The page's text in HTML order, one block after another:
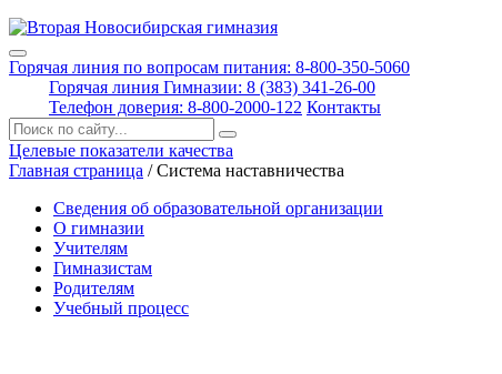
Горячая линия по вопросам питания: 8-800-350-5060
Горячая линия Гимназии: 8 (383) 341-26-00
Телефон доверия: 8-800-2000-122 Контакты
Поиск:
Целевые показатели качества
Главная страница /Система наставничества
Сведения об образовательной организации
О гимназии
Учителям
Гимназистам
Родителям
Учебный процесс